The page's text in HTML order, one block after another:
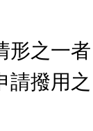
形之一
請撥用